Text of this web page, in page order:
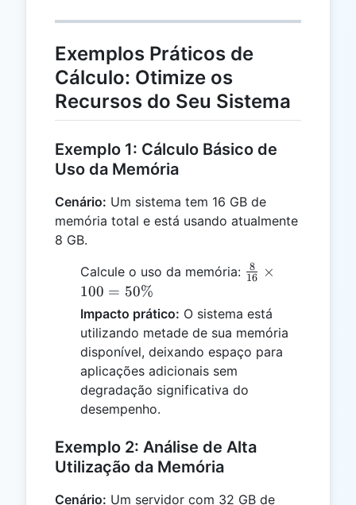
Exemplos Práticos de
Cálculo: Otimize os
Recursos do Seu Sistema
Exemplo 1: Cálculo Básico de
Uso da Memória
Cenário: Um sistema tem 16 GB de
memória total e está usando atualmente
8 GB.
Calcule o uso da memória: \frac{8}
\times
100 =
50\%
16
8
×
100 = 50%
Impacto prático: O sistema está
utilizando metade de sua memória
disponível, deixando espaço para
aplicações adicionais sem
degradação significativa do
desempenho.
Exemplo 2: Análise de Alta
Utilização da Memória
Cenário: Um servidor com 32 GB de